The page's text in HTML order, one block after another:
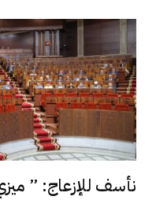
نأسف للإزعاج: ”